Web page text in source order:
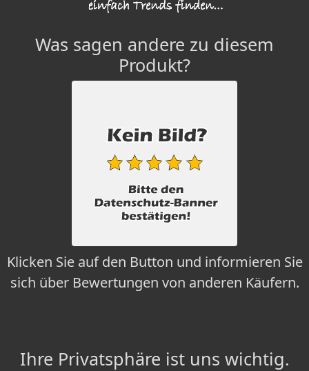
Was sagen andere zu diesem
Produkt?
Klicken Sie auf den Button und informieren Sie
sich über Bewertungen von anderen Käufern.
Ihre Privatsphäre ist uns wichtig.